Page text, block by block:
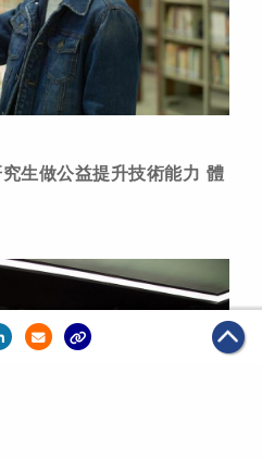
究生做公益提升技術能力 體